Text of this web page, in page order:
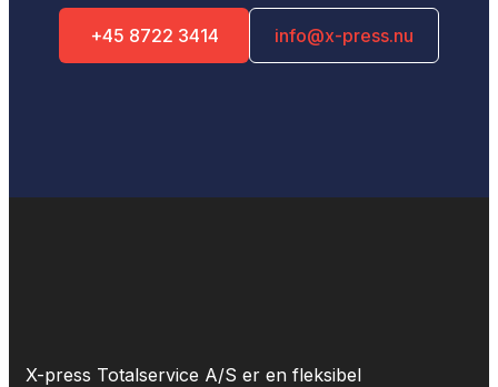
+45 8722 3414 info@x-press.nu
X-press Totalservice A/S er en fleksibel